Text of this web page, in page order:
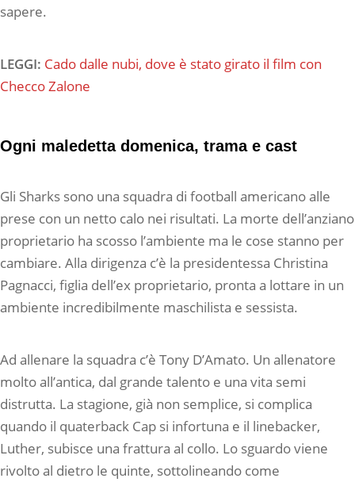
sapere.
LEGGI: Cado dalle nubi, dove è stato girato il film con
Checco Zalone
Ogni maledetta domenica, trama e cast
Gli Sharks sono una squadra di football americano alle
prese con un netto calo nei risultati. La morte dell’anziano
proprietario ha scosso l’ambiente ma le cose stanno per
cambiare. Alla dirigenza c’è la presidentessa Christina
Pagnacci, figlia dell’ex proprietario, pronta a lottare in un
ambiente incredibilmente maschilista e sessista.
Ad allenare la squadra c’è Tony D’Amato. Un allenatore
molto all’antica, dal grande talento e una vita semi
distrutta. La stagione, già non semplice, si complica
quando il quaterback Cap si infortuna e il linebacker,
Luther, subisce una frattura al collo. Lo sguardo viene
rivolto al dietro le quinte, sottolineando come